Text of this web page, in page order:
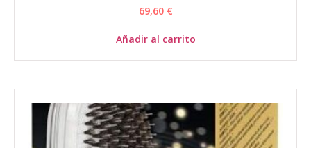
69,60 €
Añadir al carrito